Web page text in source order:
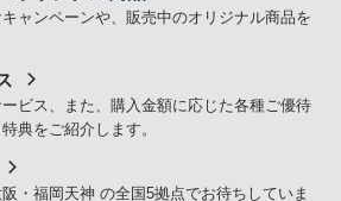
ャンペーンや、販売中のオリジナル商品を
ビス、また、購入金額に応じた各種ご優待
典をご紹介します。
・福岡天神 の全国5拠点でお待ちしていま